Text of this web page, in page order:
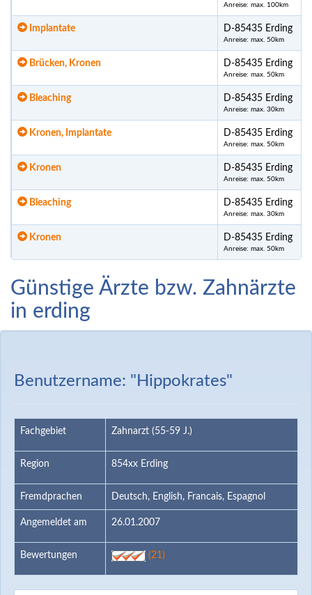
Anreise: max. 100km
Implantate D-85435 Erding
Anreise: max. 50km
Brücken, Kronen D-85435 Erding
Anreise: max. 50km
Bleaching D-85435 Erding
Anreise: max. 30km
Kronen, Implantate D-85435 Erding
Anreise: max. 50km
Kronen D-85435 Erding
Anreise: max. 50km
Bleaching D-85435 Erding
Anreise: max. 30km
Kronen D-85435 Erding
Anreise: max. 50km
Günstige Ärzte bzw. Zahnärzte
in erding
Benutzername: "Hippokrates"
Fachgebiet Zahnarzt (55-59 J.)
Region 854xx Erding
Fremdprachen Deutsch, English, Francais, Espagnol
Angemeldet am 26.01.2007
Bewertungen (21)